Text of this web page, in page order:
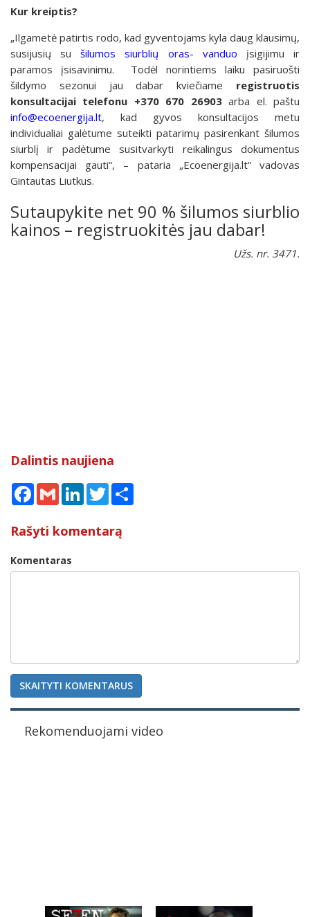
Kur kreiptis?
„Ilgametė patirtis rodo, kad gyventojams kyla daug klausimų,
susijusių sušilumos siurblių oras- vanduo įsigijimu ir
paramos įsisavinimu. Todėl norintiems laiku pasiruošti
šildymo sezonui jau dabar kviečiame registruotis
konsultacijai telefonu +370 670 26903arba el. paštu
info@ecoenergija.lt, kad gyvos konsultacijos metu
individualiai galėtume suteikti patarimų pasirenkant šilumos
siurblį ir padėtume susitvarkyti reikalingus dokumentus
kompensacijai gauti“, – pataria „Ecoenergija.lt“ vadovas
Gintautas Liutkus.
Sutaupykite net 90 % šilumos siurblio
kainos – registruokitės jau dabar!
Užs. nr. 3471.
Dalintis naujiena
Facebook
Gmail LinkedInTwitter
Rašyti komentarą
Komentaras
SKAITYTI KOMENTARUS
Rekomenduojami video